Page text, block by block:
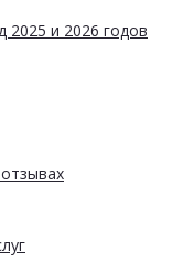
2025 и 2026 годов